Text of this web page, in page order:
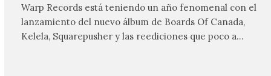
Warp Records está teniendo un año fenomenal con el
lanzamiento del nuevo álbum de Boards Of Canada,
Kelela, Squarepusher y las reediciones que poco a…